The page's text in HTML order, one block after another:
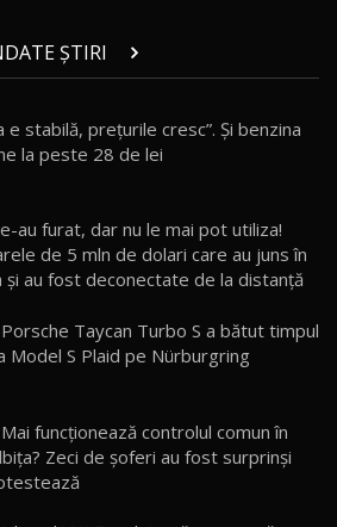
BYD Dolphin Surf / Test Drive
Mazda 6e / Test Drive AutoBlog.MD
& Co 01 / Test Drive AutoBlog.MD
009: Cel mai Performant și Confortabil
Electric Testat în Moldova / AutoBlog.MD
și Puternic Defender Testat în
ȘTIRI
e stabilă, prețurile cresc”. Și benzina
la peste 28 de lei
au furat, dar nu le mai pot utiliza!
de 5 mln de dolari care au juns în
și au fost deconectate de la distanță
Taycan Turbo S a bătut timpul
Model S Plaid pe Nürburgring
funcţionează controlul comun în
Zeci de şoferi au fost surprinși